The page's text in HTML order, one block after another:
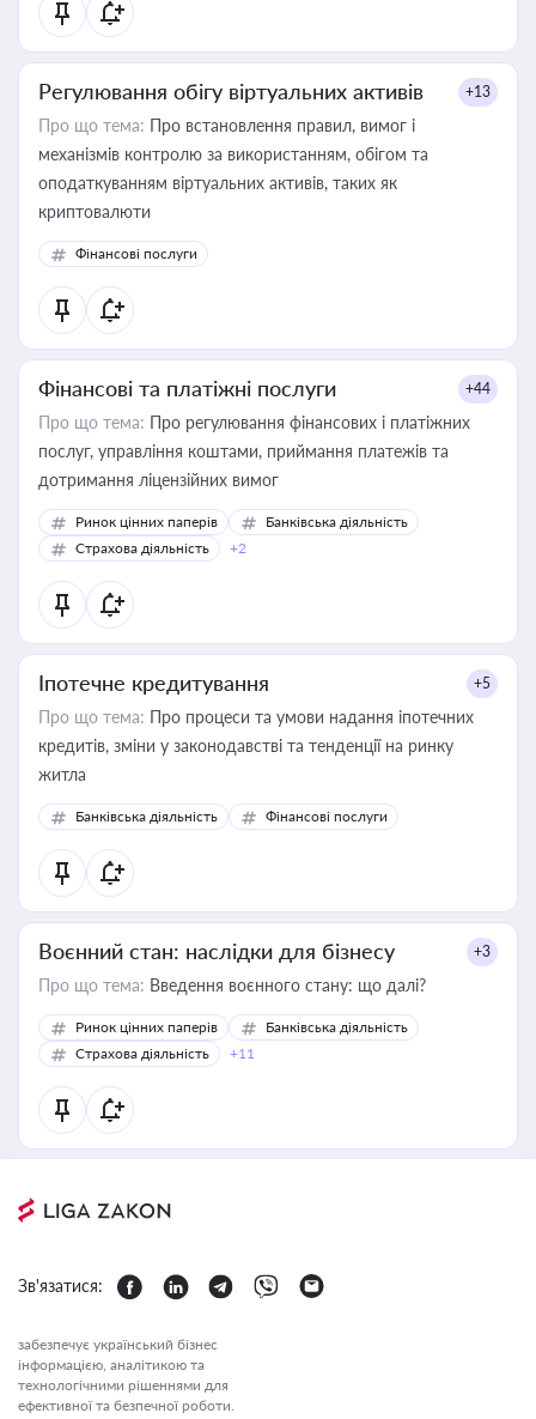
Регулювання обігу віртуальних активів +13
Про що тема: Про встановлення правил, вимог і
механізмів контролю за використанням, обігом та
оподаткуванням віртуальних активів, таких як
криптовалюти
Фінансові послуги
Фінансові та платіжні послуги +44
Про що тема: Про регулювання фінансових і платіжних
послуг, управління коштами, приймання платежів та
дотримання ліцензійних вимог
Ринок цінних паперів
Банківська діяльність
Страхова діяльність
+2
Іпотечне кредитування +5
Про що тема: Про процеси та умови надання іпотечних
кредитів, зміни у законодавстві та тенденції на ринку
житла
Банківська діяльність Фінансові послуги
Воєнний стан: наслідки для бізнесу +3
Про що тема: Введення воєнного стану: що далі?
Ринок цінних паперів
Банківська діяльність
Страхова діяльність
+11
Зв'язатися:
забезпечує український бізнес
інформацією, аналітикою та
технологічними рішеннями для
ефективної та безпечної роботи.